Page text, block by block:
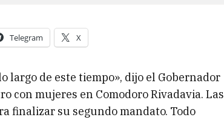
Telegram X
largo de este tiempo», dijo el Gobernador
mujeres en Comodoro Rivadavia. Las
finalizar su segundo mandato. Todo